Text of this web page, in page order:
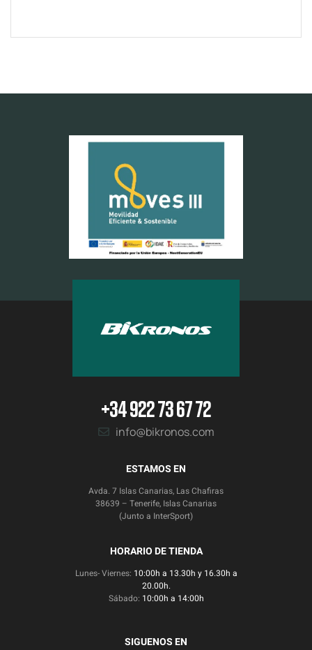
+34 922 73 67 72
info@bikronos.com
ESTAMOS EN
Avda. 7 Islas Canarias, Las Chafiras
38639 – Tenerife, Islas Canarias
(Junto a InterSport)
HORARIO DE TIENDA
Lunes- Viernes: 10:00h a 13.30h y 16.30h a
20.00h.
Sábado: 10:00h a 14:00h
SIGUENOS EN